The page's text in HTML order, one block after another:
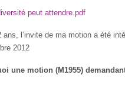
peut attendre.pdf
ans, l’invite de ma motion a été
2012
une motion (M1955)